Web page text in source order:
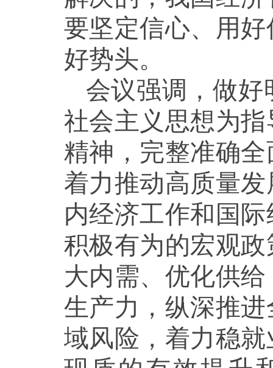
要坚定信心、用
好势头。
会议强调，做
社会主义思想为
精神，完整准确
着力推动高质量
内经济工作和国
积极有为的宏观
大内需、优化供
生产力，纵深推
域风险，着力稳